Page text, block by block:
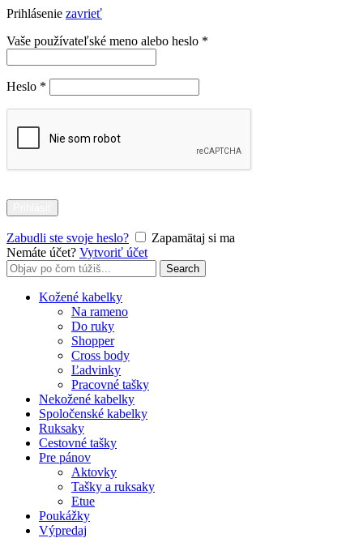
Prihlásenie zavrieť
Vaše používateľské meno alebo heslo *
Heslo *
Zabudli ste svoje heslo?
Zapamätaj si ma
Nemáte účet? Vytvoriť účet
Search
for:
Search
Kožené kabelky
Na rameno
Do ruky
Shopper
Cross body
Ľadvinky
Pracovné tašky
Nekožené kabelky
Spoločenské kabelky
Ruksaky
Cestovné tašky
Pre pánov
Aktovky
Tašky a ruksaky
Etue
Poukážky
Výpredaj